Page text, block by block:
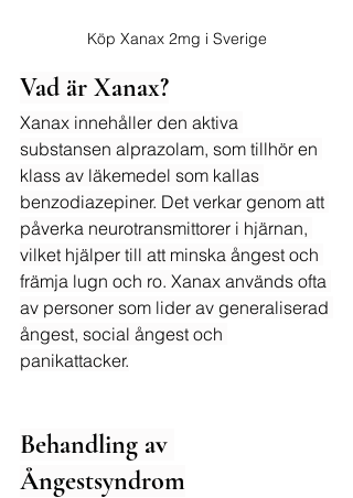
Köp Xanax 2mg i Sverige
Vad är Xanax?
Xanax innehåller den aktiva
substansen alprazolam, som tillhör en
klass av läkemedel som kallas
benzodiazepiner. Det verkar genom att
påverka neurotransmittorer i hjärnan,
vilket hjälper till att minska ångest och
främja lugn och ro. Xanax används ofta
av personer som lider av generaliserad
ångest, social ångest och
panikattacker.
Behandling av
Ångestsyndrom